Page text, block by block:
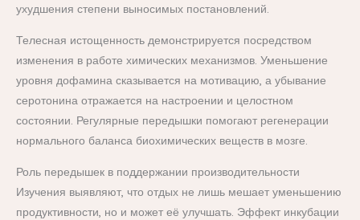
ухудшения степени выносимых постановлений.
Телесная истощенность демонстрируется посредством
изменения в работе химических механизмов. Уменьшение
уровня дофамина сказывается на мотивацию, а убывание
серотонина отражается на настроении и целостном
состоянии. Регулярные передышки помогают регенерации
нормального баланса биохимических веществ в мозге.
Роль передышек в поддержании производительности
Изучения выявляют, что отдых не лишь мешает уменьшению
продуктивности, но и может её улучшать. Эффект инкубации